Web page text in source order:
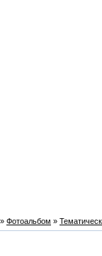
» Фотоальбом »